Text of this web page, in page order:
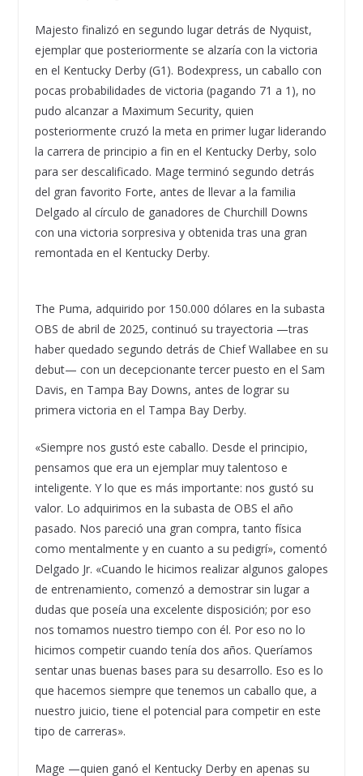
Majesto finalizó en segundo lugar detrás de Nyquist,
ejemplar que posteriormente se alzaría con la victoria
en el Kentucky Derby (G1). Bodexpress, un caballo con
pocas probabilidades de victoria (pagando 71 a 1), no
pudo alcanzar a Maximum Security, quien
posteriormente cruzó la meta en primer lugar liderando
la carrera de principio a fin en el Kentucky Derby, solo
para ser descalificado. Mage terminó segundo detrás
del gran favorito Forte, antes de llevar a la familia
Delgado al círculo de ganadores de Churchill Downs
con una victoria sorpresiva y obtenida tras una gran
remontada en el Kentucky Derby.
The Puma, adquirido por 150.000 dólares en la subasta
OBS de abril de 2025, continuó su trayectoria —tras
haber quedado segundo detrás de Chief Wallabee en su
debut— con un decepcionante tercer puesto en el Sam
Davis, en Tampa Bay Downs, antes de lograr su
primera victoria en el Tampa Bay Derby.
«Siempre nos gustó este caballo. Desde el principio,
pensamos que era un ejemplar muy talentoso e
inteligente. Y lo que es más importante: nos gustó su
valor. Lo adquirimos en la subasta de OBS el año
pasado. Nos pareció una gran compra, tanto física
como mentalmente y en cuanto a su pedigrí», comentó
Delgado Jr. «Cuando le hicimos realizar algunos galopes
de entrenamiento, comenzó a demostrar sin lugar a
dudas que poseía una excelente disposición; por eso
nos tomamos nuestro tiempo con él. Por eso no lo
hicimos competir cuando tenía dos años. Queríamos
sentar unas buenas bases para su desarrollo. Eso es lo
que hacemos siempre que tenemos un caballo que, a
nuestro juicio, tiene el potencial para competir en este
tipo de carreras».
Mage —quien ganó el Kentucky Derby en apenas su